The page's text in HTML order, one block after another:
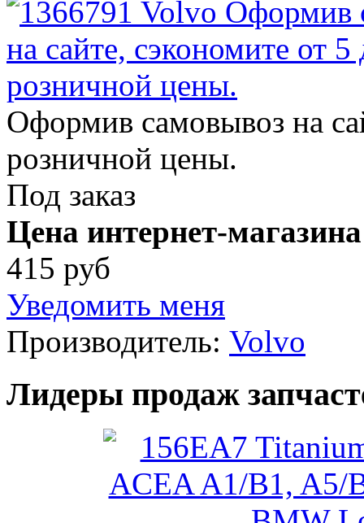
Оформив самовывоз на
розничной цены.
Под заказ
Цена интернет-
415 руб
Уведомить меня
Производитель: Volvo
Лидеры продаж